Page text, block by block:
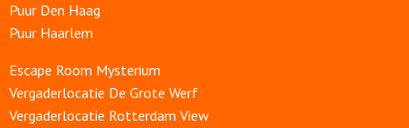
Puur Den Haag
Puur Haarlem
Escape Room Mysterium
Vergaderlocatie De Grote Werf
Vergaderlocatie Rotterdam View